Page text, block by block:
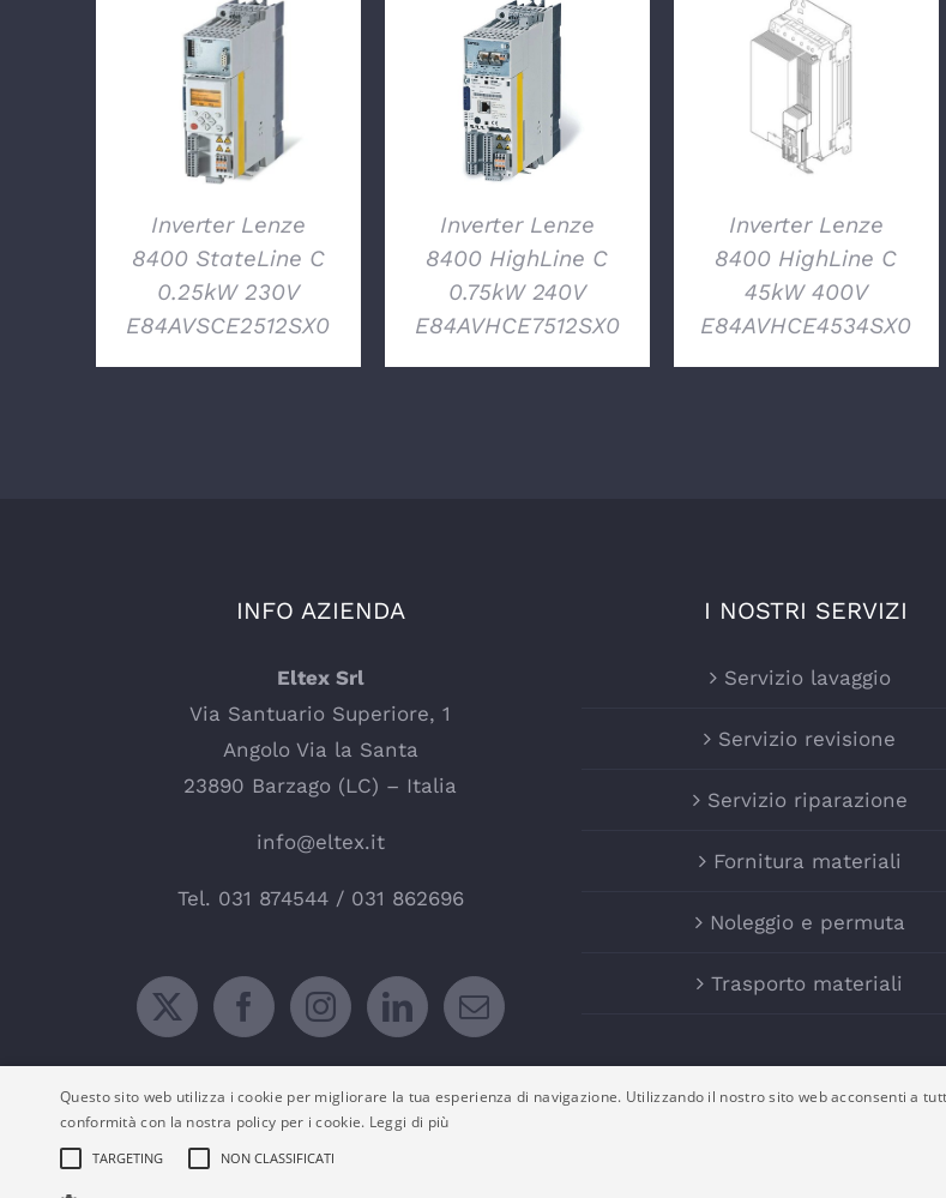
DETTAGLI
Inverter Lenze
8400 StateLine C
0.25kW 230V
E84AVSCE2512SX0
DETTAGLI
Inverter Lenze
8400 HighLine C
0.75kW 240V
E84AVHCE7512SX0
Inverter Lenze
8400 HighLine C
45kW 400V
E84AVHCE4534SX0
INFO AZIENDA
Eltex Srl
Via Santuario Superiore, 1
Angolo Via la Santa
23890 Barzago (LC) – Italia
info@eltex.it
Tel. 031 874544/ 031 862696
I NOSTRI SERVIZI
Servizio lavaggio
Servizio revisione
Servizio riparazione
Fornitura materiali
Noleggio e permuta
Trasporto materiali
Questo sito web utilizza i cookie per migliorare la tua esperienza di navigazione. Utilizzando il nostro sito web acconsenti a
conformità con la nostra policy per i cookie. Leggi di più
TARGETING NON CLASSIFICATI